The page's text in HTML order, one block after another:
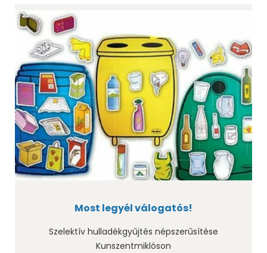
Most legyél válogatós!
Szelektív hulladékgyűjtés népszerűsítése
Kunszentmiklóson